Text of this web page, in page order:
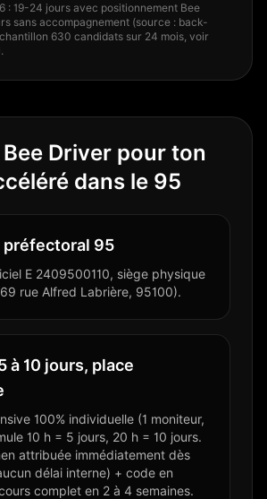
: 19-24 jours avec positionnement Bee
sans accompagnement (source : back-
630 candidats sur 24 mois, voir
Driver pour ton
dans le 95
préfectoral 95
E 2409500110, siège physique
rue Alfred Labrière, 95100).
à 10 jours, place
100% individuelle (1 moniteur,
10 h = 5 jours, 20 h = 10 jours.
attribuée immédiatement dès
délai interne) + code en
complet en 2 à 4 semaines.